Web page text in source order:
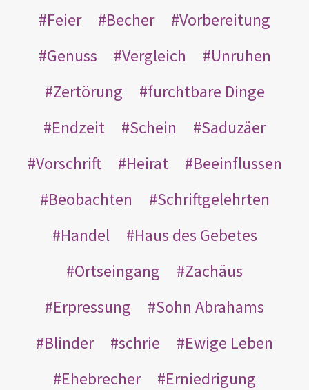
Feier Becher
Vorbereitung
Genuss
Vergleich
Unruhen
Zertörung
furchtbare Dinge
Endzeit
Schein
Saduzäer
Vorschrift
Heirat
Beeinflussen
Beobachten
Schriftgelehrten
Handel
Haus des Gebetes
Ortseingang
Zachäus
Erpressung
Sohn Abrahams
Blinder
schrie
Ewige Leben
Ehebrecher
Erniedrigung